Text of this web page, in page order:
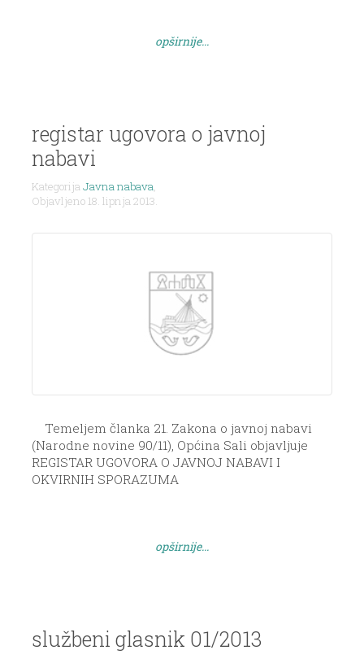
opširnije...
registar ugovora o javnoj
nabavi
KategorijaJavna nabava,
Objavljeno 18. lipnja 2013.
Temeljem članka 21. Zakona o javnoj nabavi
(Narodne novine 90/11), Općina Sali objavljuje
REGISTAR UGOVORA O JAVNOJ NABAVI I
OKVIRNIH SPORAZUMA
opširnije...
službeni glasnik 01/2013